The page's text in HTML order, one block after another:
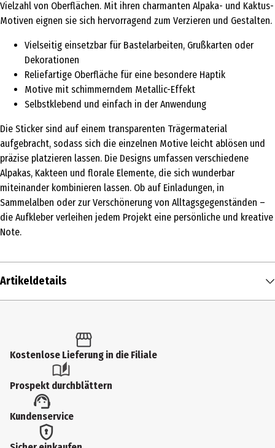
Vielzahl von Oberflächen. Mit ihren charmanten Alpaka- und Kaktus-
Motiven eignen sie sich hervorragend zum Verzieren und Gestalten.
Vielseitig einsetzbar für Bastelarbeiten, Grußkarten oder
Dekorationen
Reliefartige Oberfläche für eine besondere Haptik
Motive mit schimmerndem Metallic-Effekt
Selbstklebend und einfach in der Anwendung
Die Sticker sind auf einem transparenten Trägermaterial
aufgebracht, sodass sich die einzelnen Motive leicht ablösen und
präzise platzieren lassen. Die Designs umfassen verschiedene
Alpakas, Kakteen und florale Elemente, die sich wunderbar
miteinander kombinieren lassen. Ob auf Einladungen, in
Sammelalben oder zur Verschönerung von Alltagsgegenständen –
die Aufkleber verleihen jedem Projekt eine persönliche und kreative
Note.
Artikeldetails
Produkttyp
Artikelnummer des Herstellers
19603
Kostenlose Lieferung in die Filiale
Prospekt durchblättern
Kundenservice